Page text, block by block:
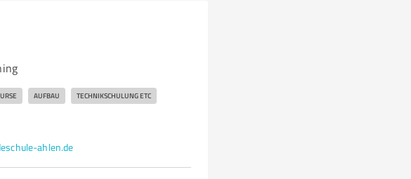
AUFBAU TECHNIKSCHULUNG ETC
ahlen.de